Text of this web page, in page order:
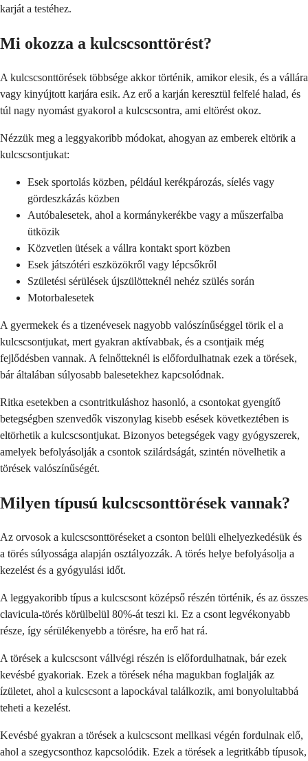
karját a testéhez.
Mi okozza a kulcscsonttörést?
A kulcscsonttörések többsége akkor történik, amikor elesik, és a vállára
vagy kinyújtott karjára esik. Az erő a karján keresztül felfelé halad, és
túl nagy nyomást gyakorol a kulcscsontra, ami eltörést okoz.
Nézzük meg a leggyakoribb módokat, ahogyan az emberek eltörik a
kulcscsontjukat:
Esek sportolás közben, például kerékpározás, síelés vagy
gördeszkázás közben
Autóbalesetek, ahol a kormánykerékbe vagy a műszerfalba
ütközik
Közvetlen ütések a vállra kontakt sport közben
Esek játszótéri eszközökről vagy lépcsőkről
Születési sérülések újszülötteknél nehéz szülés során
Motorbalesetek
A gyermekek és a tizenévesek nagyobb valószínűséggel törik el a
kulcscsontjukat, mert gyakran aktívabbak, és a csontjaik még
fejlődésben vannak. A felnőtteknél is előfordulhatnak ezek a törések,
bár általában súlyosabb balesetekhez kapcsolódnak.
Ritka esetekben a csontritkuláshoz hasonló, a csontokat gyengítő
betegségben szenvedők viszonylag kisebb esések következtében is
eltörhetik a kulcscsontjukat. Bizonyos betegségek vagy gyógyszerek,
amelyek befolyásolják a csontok szilárdságát, szintén növelhetik a
törések valószínűségét.
Milyen típusú kulcscsonttörések vannak?
Az orvosok a kulcscsonttöréseket a csonton belüli elhelyezkedésük és
a törés súlyossága alapján osztályozzák. A törés helye befolyásolja a
kezelést és a gyógyulási időt.
A leggyakoribb típus a kulcscsont középső részén történik, és az összes
clavicula-törés körülbelül 80%-át teszi ki. Ez a csont legvékonyabb
része, így sérülékenyebb a törésre, ha erő hat rá.
A törések a kulcscsont vállvégi részén is előfordulhatnak, bár ezek
kevésbé gyakoriak. Ezek a törések néha magukban foglalják az
ízületet, ahol a kulcscsont a lapockával találkozik, ami bonyolultabbá
teheti a kezelést.
Kevésbé gyakran a törések a kulcscsont mellkasi végén fordulnak elő,
ahol a szegycsonthoz kapcsolódik. Ezek a törések a legritkább típusok,